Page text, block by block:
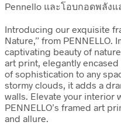
Pennello และโอบกอดพลัง
Introducing our exquisite
Nature,” from PENNELLO.
captivating beauty of
art print, elegantly
of sophistication to any
stormy clouds, it adds a
walls. Elevate your interior
PENNELLO’s framed art
and allure.